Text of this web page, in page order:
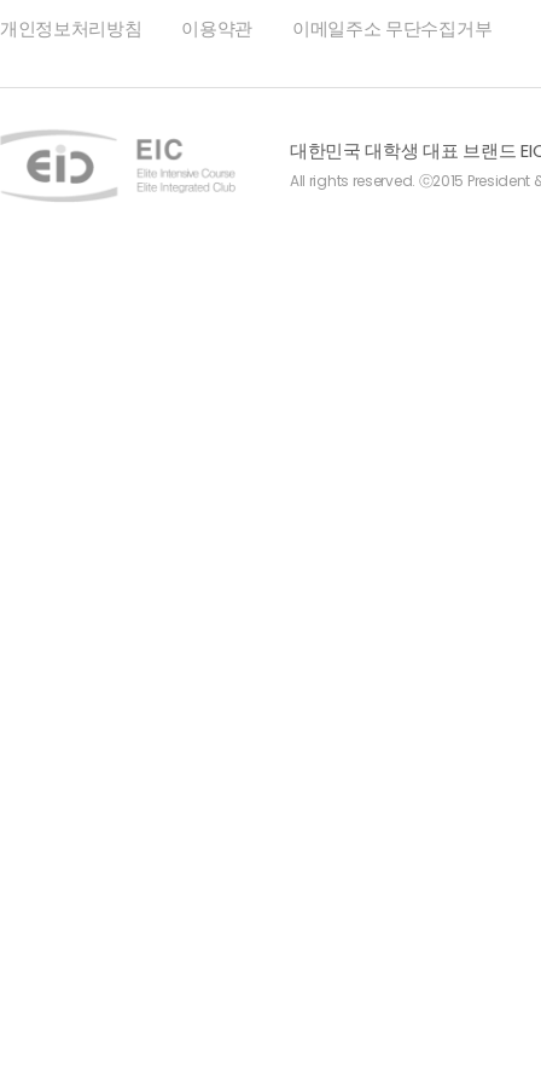
개인정보처리방침 이용약관 이메일주소 무단수집거부
대한민국 대학생 대표 브랜드
All rights reserved. ⓒ2015